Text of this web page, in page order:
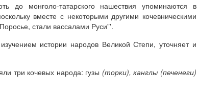
до монголо-татарского нашествия упоминаются в
вместе с некоторыми другими кочевническими
стали вассалами Руси”'.
истории народов Великой Степи, уточняет и
три кочевых народа: гузы (торки), канглы (печенеги)